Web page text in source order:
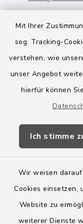
Mit Ihrer
sog. Tracking-
verstehen, wie
unser Angebot
hierfür können
Ich stimme
Wir weisen
Cookies einsetzen,
Website zu
weiterer Dienste
Quicklinks
Amt
Amtsbroschüre
Wege-